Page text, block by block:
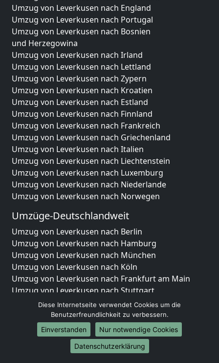
Umzug von Leverkusen nach England
Umzug von Leverkusen nach Portugal
Umzug von Leverkusen nach Bosnien
und Herzegowina
Umzug von Leverkusen nach Irland
Umzug von Leverkusen nach Lettland
Umzug von Leverkusen nach Zypern
Umzug von Leverkusen nach Kroatien
Umzug von Leverkusen nach Estland
Umzug von Leverkusen nach Finnland
Umzug von Leverkusen nach Frankreich
Umzug von Leverkusen nach Griechenland
Umzug von Leverkusen nach Italien
Umzug von Leverkusen nach Liechtenstein
Umzug von Leverkusen nach Luxemburg
Umzug von Leverkusen nach Niederlande
Umzug von Leverkusen nach Norwegen
Umzüge-Deutschlandweit
Umzug von Leverkusen nach Berlin
Umzug von Leverkusen nach Hamburg
Umzug von Leverkusen nach München
Umzug von Leverkusen nach Köln
Umzug von Leverkusen nach Frankfurt am Main
Umzug von Leverkusen nach Stuttgart
Umzug von Leverkusen nach Düsseldorf
Umzug von Leverkusen nach Leipzig
Umzug von Leverkusen nach Dortmund
Umzug von Leverkusen nach Essen
Umzug von Leverkusen nach Bremen
Diese Internetseite verwendet Cookies um die
Benutzerfreundlichkeit zu verbessern.
Einverstanden
Nur notwendige Cookies
Datenschutzerklärung